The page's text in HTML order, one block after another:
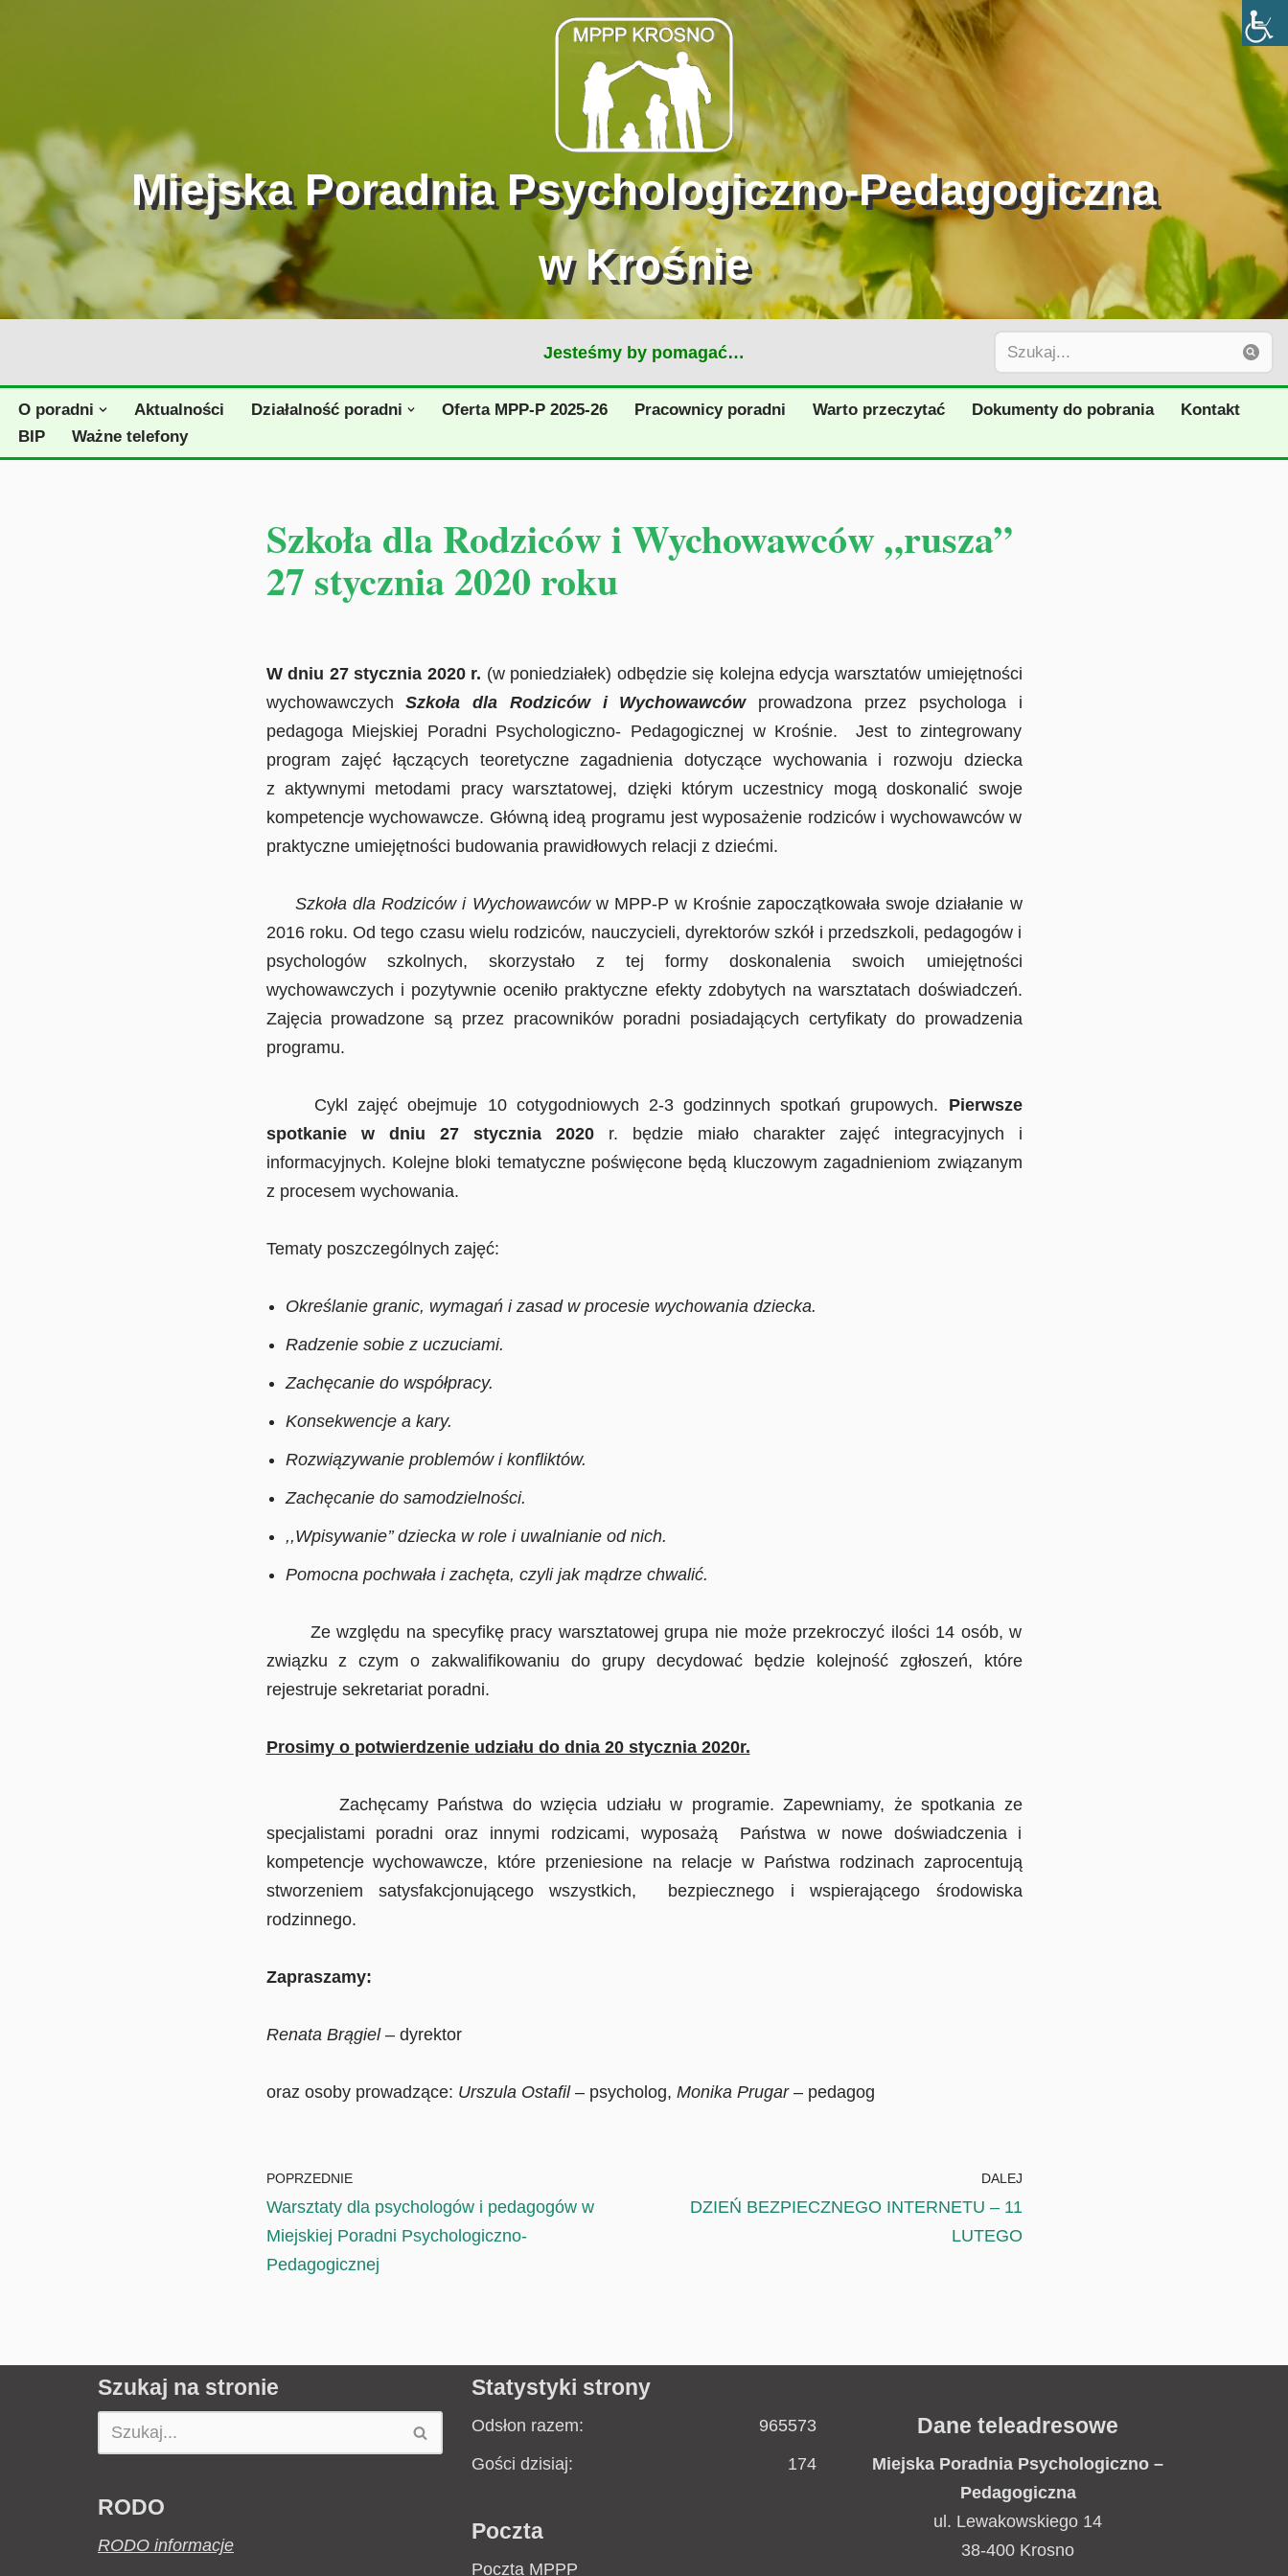
Miejska Poradnia Psychologiczno-Pedagogiczna
w Krośnie
Jesteśmy by pomagać…
O poradni Aktualności Działalność poradni Oferta MPP-P 2025-26 Pracownicy poradni Warto przeczytać Dokumenty do pobrania
Kontakt
BIP
Ważne telefony
Szkoła dla Rodziców i Wychowawców „rusza”
27 stycznia 2020 roku
W dniu 27 stycznia 2020 r. (w poniedziałek) odbędzie się kolejna edycja warsztatów umiejętności
wychowawczychSzkoła dla Rodziców i Wychowawców prowadzona przez psychologa i
pedagoga Miejskiej Poradni Psychologiczno- Pedagogicznej w Krośnie. Jest to zintegrowany
program zajęć łączących teoretyczne zagadnienia dotyczące wychowania i rozwoju dziecka
z aktywnymi metodami pracy warsztatowej, dzięki którym uczestnicy mogą doskonalić swoje
kompetencje wychowawcze. Główną ideą programu jest wyposażenie rodziców i wychowawców w
praktyczne umiejętności budowania prawidłowych relacji z dziećmi.
Szkoła dla Rodziców i Wychowawcóww MPP-P w Krośnie zapoczątkowała swoje działanie w
2016 roku. Od tego czasu wielu rodziców, nauczycieli, dyrektorów szkół i przedszkoli, pedagogów i
psychologów szkolnych, skorzystało z tej formy doskonalenia swoich umiejętności
wychowawczych i pozytywnie oceniło praktyczne efekty zdobytych na warsztatach doświadczeń.
Zajęcia prowadzone są przez pracowników poradni posiadających certyfikaty do prowadzenia
programu.
Cykl zajęć obejmuje 10 cotygodniowych 2-3 godzinnych spotkań grupowych. Pierwsze
spotkanie w dniu 27 stycznia 2020r. będzie miało charakter zajęć integracyjnych i
informacyjnych. Kolejne bloki tematyczne poświęcone będą kluczowym zagadnieniom związanym
z procesem wychowania.
Tematy poszczególnych zajęć:
Określanie granic, wymagań i zasad w procesie wychowania dziecka.
Radzenie sobie z uczuciami.
Zachęcanie do współpracy.
Konsekwencje a kary.
Rozwiązywanie problemów i konfliktów.
Zachęcanie do samodzielności.
,,Wpisywanie’’ dziecka w role i uwalnianie od nich.
Pomocna pochwała i zachęta, czyli jak mądrze chwalić.
Ze względu na specyfikę pracy warsztatowej grupa nie może przekroczyć ilości 14 osób, w
związku z czym o zakwalifikowaniu do grupy decydować będzie kolejność zgłoszeń, które
rejestruje sekretariat poradni.
Prosimy o potwierdzenie udziału do dnia 20 stycznia 2020r.
Zachęcamy Państwa do wzięcia udziału w programie. Zapewniamy, że spotkania ze
specjalistami poradni oraz innymi rodzicami, wyposażą Państwa w nowe doświadczenia i
kompetencje wychowawcze, które przeniesione na relacje w Państwa rodzinach zaprocentują
stworzeniem satysfakcjonującego wszystkich, bezpiecznego i wspierającego środowiska
rodzinnego.
Zapraszamy:
Renata Brągiel– dyrektor
oraz osoby prowadzące: Urszula Ostafil– psycholog, Monika Prugar– pedagog
POPRZEDNIE
Warsztaty dla psychologów i pedagogów w
Miejskiej Poradni Psychologiczno-
Pedagogicznej
DALEJ
DZIEŃ BEZPIECZNEGO INTERNETU – 11
LUTEGO
Szukaj na stronie
RODO
RODO informacje
Statystyki strony
965573
Odsłon razem:
174
Gości dzisiaj:
Poczta
Poczta MPPP
Dane teleadresowe
Miejska Poradnia Psychologiczno –
Pedagogiczna
ul. Lewakowskiego 14
38-400 Krosno